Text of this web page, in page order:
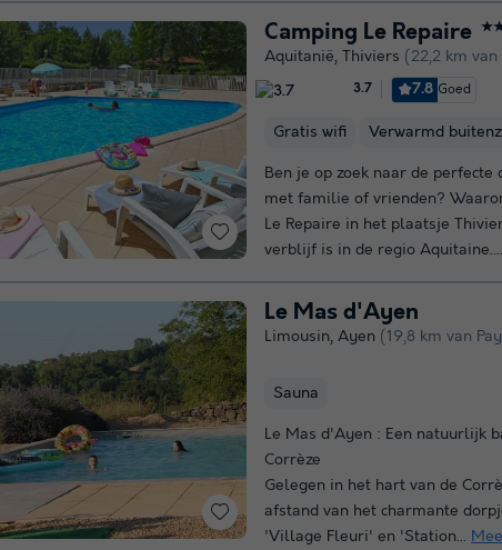
Camping Le Repaire
Aquitanië, Thiviers (22,2 km van
3.7 7.8 Goed
Gratis wifi Verwarmd
Ben je op zoek naar de perfecte
met familie of vrienden?
Le Repaire in het plaatsje
verblijf is in de regio Aquitaine....
Le Mas d'Ayen
Limousin, Ayen (19,8 km van
Sauna
Le Mas d'Ayen : Een natuurlijk
Corrèze
Gelegen in het hart van de
afstand van het charmante
'Village Fleuri' en 'Station...